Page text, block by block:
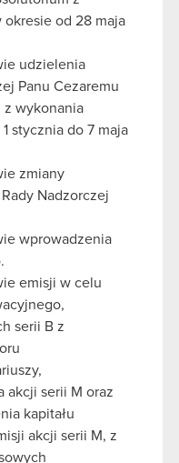
od 28 maja
udzielenia
Panu Cezaremu
z wykonania
stycznia do 7 maja
zmiany
Nadzorczej
wprowadzenia
emisji w celu
serii B z
akcji serii M oraz
kapitału
akcji serii M, z